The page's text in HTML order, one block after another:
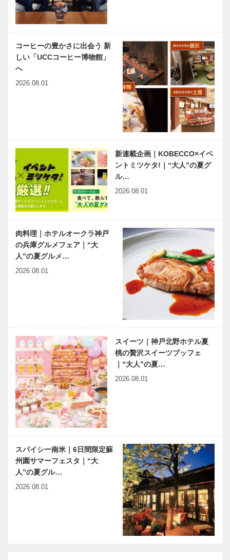
兵庫津（ひょ
うごのつ）ミ
ュージアム来
達成！ 名誉
館長文化サロ
移動も優雅
に、上質の
バ…
神大病院の魅
力はココだ！
Vol.34 神戸
大学医学部附
属病院 耳鼻
咽喉科頭頸部
外…
神戸のカクシ
ての邸宅は多
様性に満ちた
連載エッセイ
／喫茶店の書
斎から99 本
屋さんに
のタカラジェ
ンヌ」 おか
25年を迎
え…
今月の映画と
「フォーライ
フミュージッ
クエンタテイ
メント」も協
力！神戸・
海・シティポ
ップがテー…
の拾七～ 横
山（よこや
ま）やすし
1944～1996
ベトナム元気
X躍動するア
ジア 第8回
｜ 映画『ベ
トナムの風に
あいまのりすと ～タイム
リミット1時間の小散歩～
Vol.8
連載 Vol.4
神戸偉人伝外伝 ～知られ
島尾敏雄
コーヒーの豊かさに出会う 新
しい「UCCコーヒー博物館」
へ
2026.08.01
新連載企画｜KOBECCO×イベ
ントミツケタ!｜“大人”の夏グ
ル…
2026.08.01
肉料理｜ホテルオークラ神戸
の兵庫グルメフェア｜“大
人”の夏グルメ…
2026.08.01
スイーツ｜神戸北野ホテル夏
桃の贅沢スイーツブッフェ
｜“大人”の夏…
2026.08.01
スパイシー南米｜6日間限定蘇
州園サマーフェスタ｜“大
人”の夏グル…
2026.08.01